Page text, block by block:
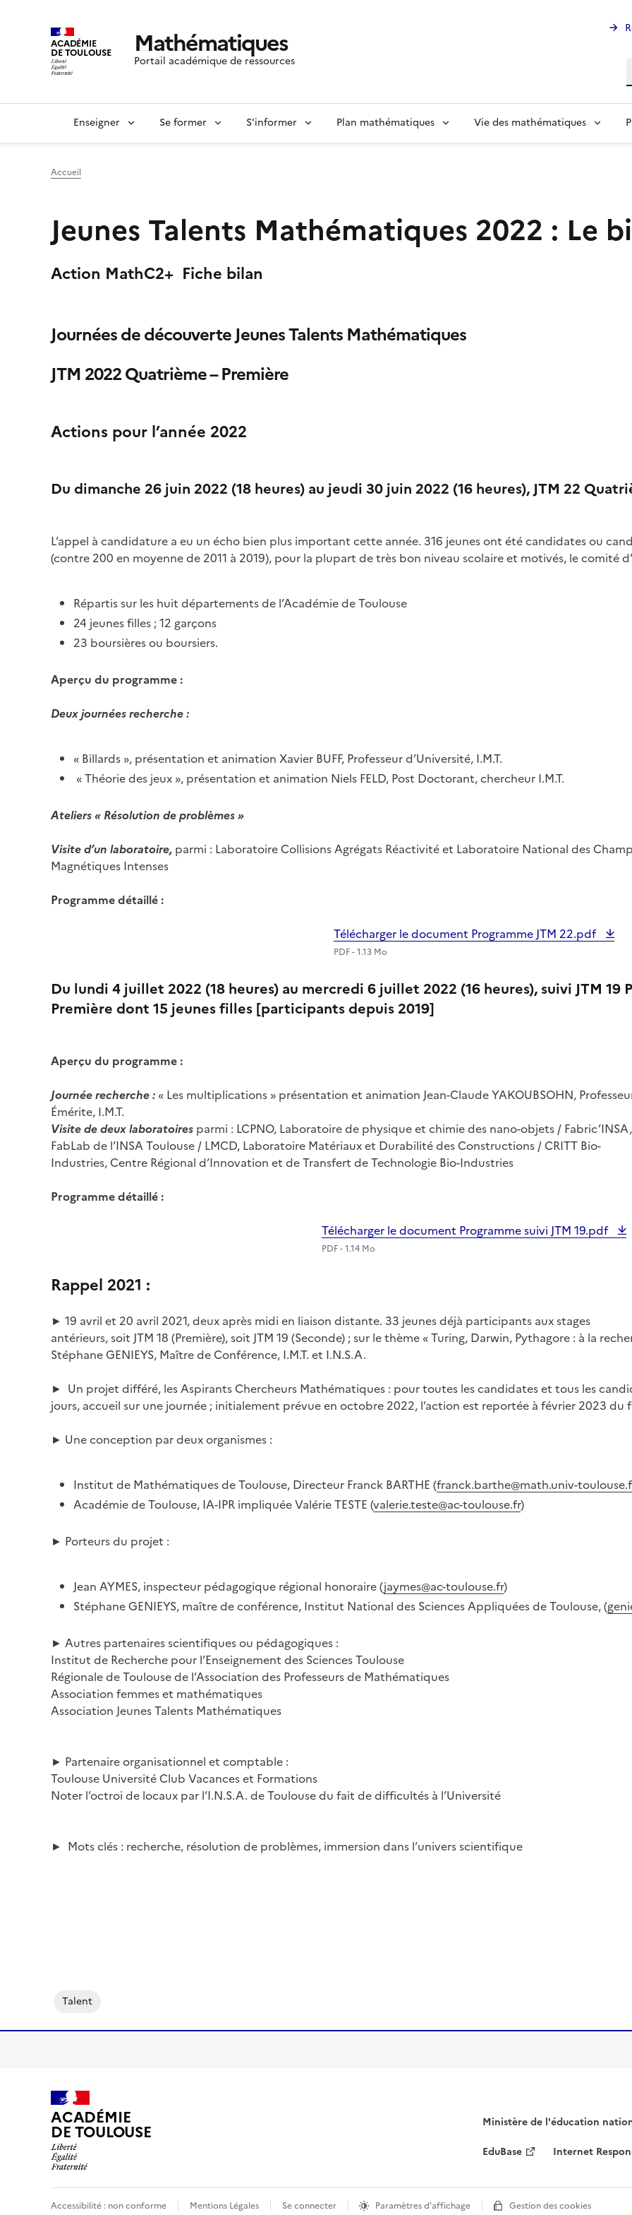
ACADÉMIE
DE TOULOUSE Mathématiques
Portail académique de ressources
Enseigner Se former S'informer Plan mathématiques Vie des mathématiques
Accueil
Jeunes Talents Mathématiques 2022 : Le
Action MathC2+ Fiche bilan
Journées de découverte Jeunes Talents Mathématiques
JTM 2022 Quatrième – Première
Actions pour l’année 2022
Du dimanche 26 juin 2022 (18 heures) au jeudi 30 juin 2022 (16 heures), JTM 22
L’appel à candidature a eu un écho bien plus important cette année. 316 jeunes ont été candidates ou
(contre 200 en moyenne de 2011 à 2019), pour la plupart de très bon niveau scolaire et motivés, le comité
Répartis sur les huit départements de l’Académie de Toulouse
24 jeunes filles ; 12 garçons
23 boursières ou boursiers.
Aperçu du programme :
Deux journées recherche :
« Billards », présentation et animation Xavier BUFF, Professeur d’Université, I.M.T.
« Théorie des jeux », présentation et animation Niels FELD, Post Doctorant, chercheur I.M.T.
Ateliers « Résolution de problèmes »
Visite d’un laboratoire, parmi : Laboratoire Collisions Agrégats Réactivité et Laboratoire National des
Magnétiques Intenses
Programme détaillé :
Télécharger le document Programme JTM 22.pdf
PDF - 1.13 Mo
Du lundi 4 juillet 2022 (18 heures) au mercredi 6 juillet 2022 (16 heures), suivi JTM 19
Première dont 15 jeunes filles [participants depuis 2019]
Aperçu du programme :
Journée recherche : « Les multiplications » présentation et animation Jean-Claude YAKOUBSOHN,
Émérite, I.M.T.
Visite de deux laboratoires parmi : LCPNO, Laboratoire de physique et chimie des nano-objets /
FabLab de l’INSA Toulouse / LMCD, Laboratoire Matériaux et Durabilité des Constructions / CRITT Bio-
Industries, Centre Régional d’Innovation et de Transfert de Technologie Bio-Industries
Programme détaillé :
Télécharger le document Programme suivi JTM 19.pdf
PDF - 1.14 Mo
Rappel 2021 :
► 19 avril et 20 avril 2021, deux après midi en liaison distante. 33 jeunes déjà participants aux stages
antérieurs, soit JTM 18 (Première), soit JTM 19 (Seconde) ; sur le thème « Turing, Darwin, Pythagore : à la
Stéphane GENIEYS, Maître de Conférence, I.M.T. et I.N.S.A.
► Un projet différé, les Aspirants Chercheurs Mathématiques : pour toutes les candidates et tous les
jours, accueil sur une journée ; initialement prévue en octobre 2022, l’action est reportée à février 2023 du
► Une conception par deux organismes :
Institut de Mathématiques de Toulouse, Directeur Franck BARTHE (franck.barthe@math.univ-
Académie de Toulouse, IA-IPR impliquée Valérie TESTE (valerie.teste@ac-toulouse.fr)
► Porteurs du projet :
Jean AYMES, inspecteur pédagogique régional honoraire (jaymes@ac-toulouse.fr)
Stéphane GENIEYS, maître de conférence, Institut National des Sciences Appliquées de Toulouse, (
► Autres partenaires scientifiques ou pédagogiques :
Institut de Recherche pour l’Enseignement des Sciences Toulouse
Régionale de Toulouse de l’Association des Professeurs de Mathématiques
Association femmes et mathématiques
Association Jeunes Talents Mathématiques
► Partenaire organisationnel et comptable :
Toulouse Université Club Vacances et Formations
Noter l’octroi de locaux par l’I.N.S.A. de Toulouse du fait de difficultés à l’Université
► Mots clés : recherche, résolution de problèmes, immersion dans l’univers scientifique
Talent
ACADÉMIE
DE TOULOUSE
Ministère de l'éducation
EduBase
Internet
Accessibilité : non conforme Mentions Légales Se connecter Paramètres d'affichage Gestion des cookies